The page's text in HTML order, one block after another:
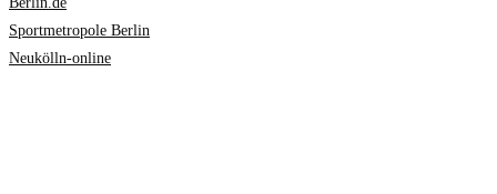
Sportmetropole Berlin
Neukölln-online